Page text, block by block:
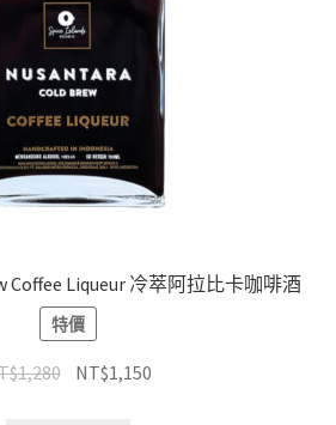
Coffee Liqueur 冷萃阿拉比卡咖啡酒
特價
1,280 NT$1,150